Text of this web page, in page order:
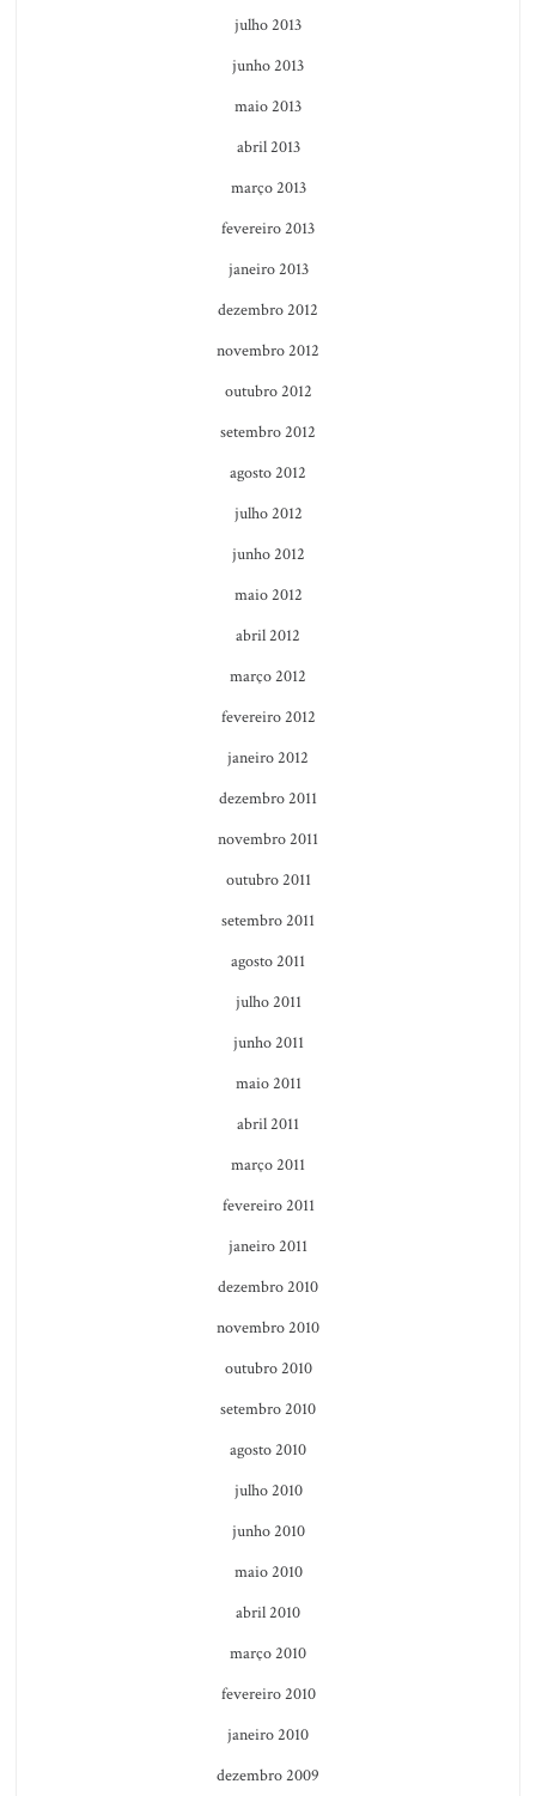
julho 2013
junho 2013
maio 2013
abril 2013
março 2013
fevereiro 2013
janeiro 2013
dezembro 2012
novembro 2012
outubro 2012
setembro 2012
agosto 2012
julho 2012
junho 2012
maio 2012
abril 2012
março 2012
fevereiro 2012
janeiro 2012
dezembro 2011
novembro 2011
outubro 2011
setembro 2011
agosto 2011
julho 2011
junho 2011
maio 2011
abril 2011
março 2011
fevereiro 2011
janeiro 2011
dezembro 2010
novembro 2010
outubro 2010
setembro 2010
agosto 2010
julho 2010
junho 2010
maio 2010
abril 2010
março 2010
fevereiro 2010
janeiro 2010
dezembro 2009